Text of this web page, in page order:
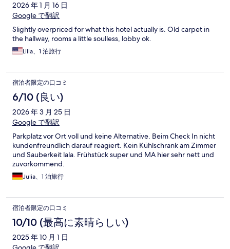
2026 年 1 月 16 日
Google で翻訳
Slightly overpriced for what this hotel actually is. Old carpet in
the hallway, rooms a little soulless, lobby ok.
Lilla、1 泊旅行
宿泊者限定の口コミ
6/10 (良い)
2026 年 3 月 25 日
Google で翻訳
Parkplatz vor Ort voll und keine Alternative. Beim Check In nicht
kundenfreundlich darauf reagiert. Kein Kühlschrank am Zimmer
und Sauberkeit lala. Frühstück super und MA hier sehr nett und
zuvorkommend.
Julia、1 泊旅行
宿泊者限定の口コミ
10/10 (最高に素晴らしい)
2025 年 10 月 1 日